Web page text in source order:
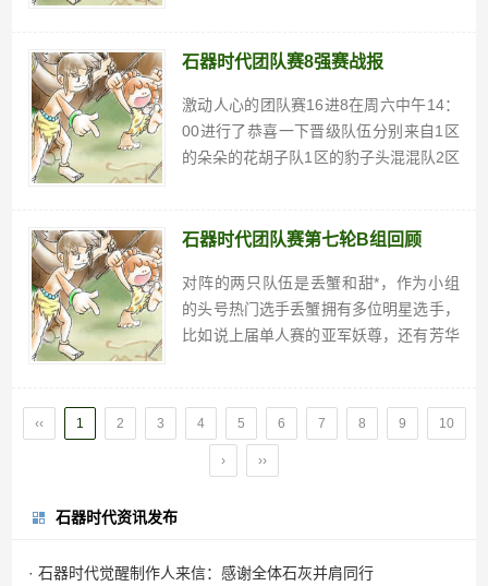
办法，最后还是得出了一个结论，就是狒
石器时代团队赛8强赛战报
激动人心的团队赛16进8在周六中午14：
00进行了恭喜一下晋级队伍分别来自1区
的朵朵的花胡子队1区的豹子头混混队2区
工代表队16区的啦啦队晋级队伍和我上个
石器时代团队赛第七轮B组回顾
对阵的两只队伍是丢蟹和甜*，作为小组
的头号热门选手丢蟹拥有多位明星选手，
比如说上届单人赛的亚军妖尊，还有芳华
多的还是作为一个挑战者的姿态。这一场
3V3，甜**我们带来了...
‹‹ 1 2 3 4 5 6 7 8 9 10
› ››
石器时代资讯发布
· 石器时代觉醒制作人来信：感谢全体石灰并肩同行